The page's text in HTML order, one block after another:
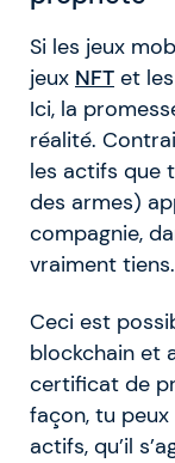
Si les jeux
jeux NFT et
Ici, la
réalité.
les actifs que
des armes)
compagnie,
vraiment tiens.
Ceci est
blockchain et
certificat de
façon, tu
actifs, qu’il